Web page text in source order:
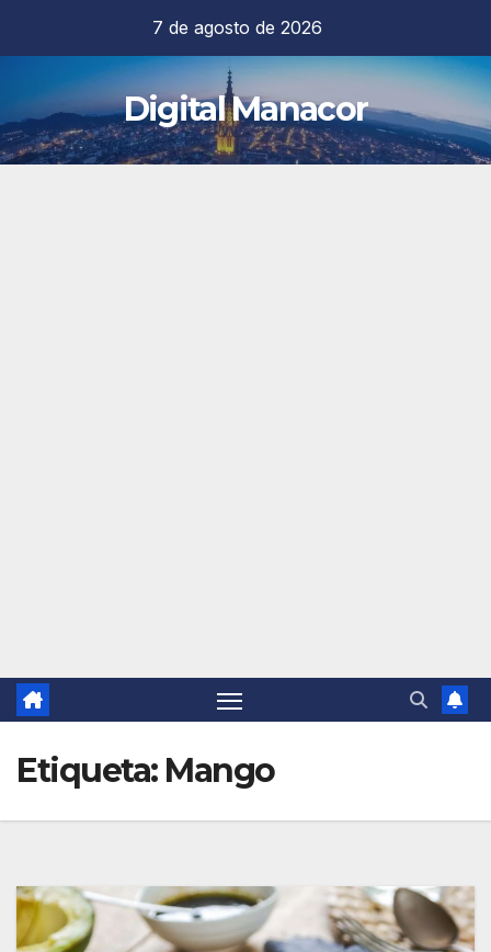
contenido
7 de agosto de 2026
Digital Manacor
Etiqueta: Mango